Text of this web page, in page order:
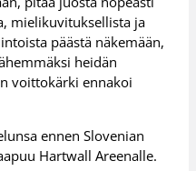
mielikuvituksellista ja
päästä näkemään,
heidän
voittokärki ennakoi
ennen Slovenian
Hartwall Areenalle.